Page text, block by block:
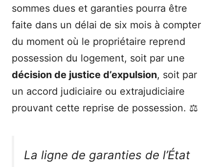
sommes dues et garanties pourra être
faite dans un délai de six mois à compter
du moment où le propriétaire reprend
possession du logement, soit par une
décision de justice d’expulsion, soit par
un accord judiciaire ou extrajudiciaire
prouvant cette reprise de possession. ⚖️
La ligne de garanties de l’État